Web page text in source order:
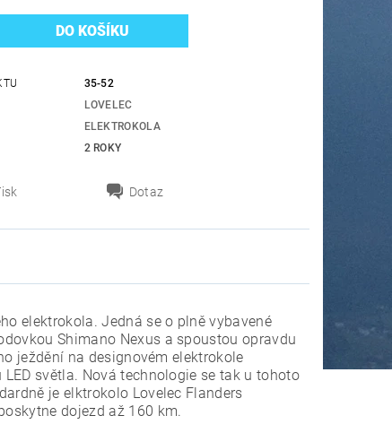
35-52
LOVELEC
ELEKTROKOLA
2 ROKY
Dotaz
elektrokola. Jedná se o plně vybavené
Shimano Nexus a spoustou opravdu
ježdění na designovém elektrokole
světla. Nová technologie se tak u tohoto
je elktrokolo Lovelec Flanders
dojezd až 160 km.